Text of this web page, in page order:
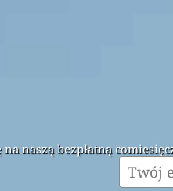
na naszą bezpłatną